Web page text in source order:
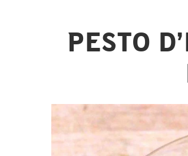
PESTO